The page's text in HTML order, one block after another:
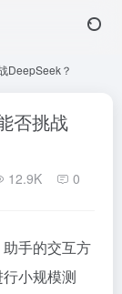
DeepSeek？
否挑战
12.9K 0
助手的交互方
小规模测